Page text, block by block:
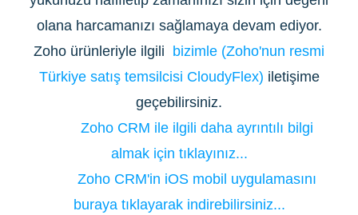
olana harcamanızı sağlamaya devam ediyor.
Zoho ürünleriyle ilgili bizimle (Zoho'nun resmi
Türkiye satış temsilcisi CloudyFlex) iletişime
geçebilirsiniz.
Zoho CRM ile ilgili daha ayrıntılı bilgi
almak için tıklayınız...
Zoho CRM'in iOS mobil uygulamasını
buraya tıklayarak indirebilirsiniz...